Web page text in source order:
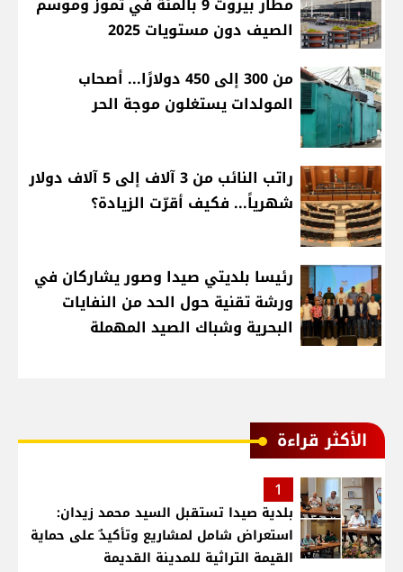
الصيف دون مستويات 2025
من 300 إلى 450 دولارًا... أصحاب
المولدات يستغلون موجة الحر
راتب النائب من 3 آلاف إلى 5 آلاف دولار
شهرياً... فكيف أقرّت الزيادة؟
رئيسا بلديتي صيدا وصور يشاركان في
ورشة تقنية حول الحد من النفايات
البحرية وشباك الصيد المهملة
الأكثر قراءة
1
بلدية صيدا تستقبل السيد محمد زيدان:
استعراض شامل لمشاريع وتأكيدٌ على حماية
القيمة التراثية للمدينة القديمة